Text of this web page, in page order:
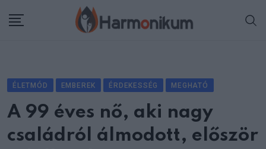
ÉLETMÓD EMBEREK ÉRDEKESSÉG MEGHATÓ
A 99 éves nő, aki nagy
családról álmodott, először